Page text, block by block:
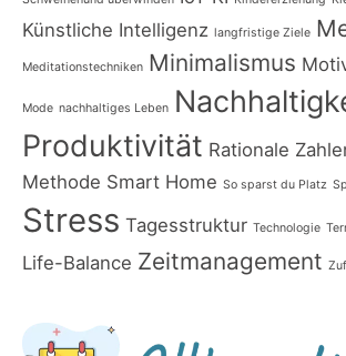
Künstliche Intelligenz langfristige Ziele
Meditationstechniken Minimalismus
Mode nachhaltiges Leben
Produktivität Rationale
Methode Smart Home So sparst du Platz
Stress Tagesstruktur Technologie
Life-Balance Zeitmanagement